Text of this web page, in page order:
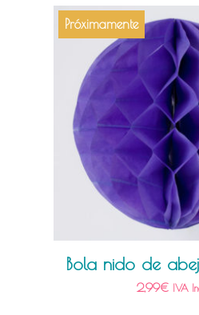
Próximamente
Bola nido de
2,99€ IVA